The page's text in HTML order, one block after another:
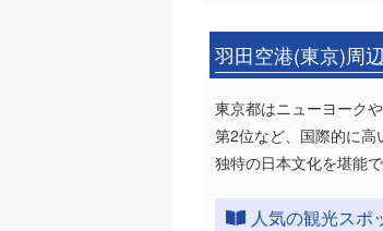
羽田空港(東京)周
東京都はニューヨーク
第2位など、国際的に高
独特の日本文化を堪能
人気の観光スポ